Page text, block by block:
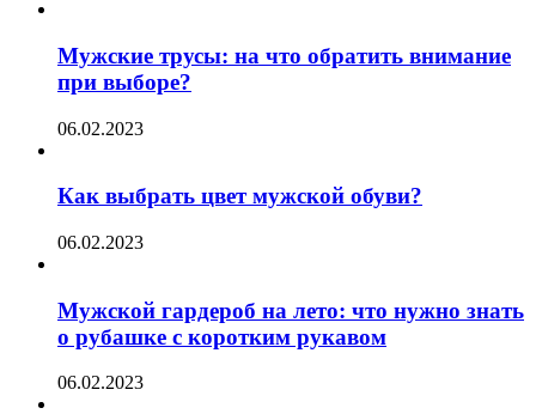
Мужские трусы: на что обратить внимание
при выборе?
06.02.2023
Как выбрать цвет мужской обуви?
06.02.2023
Мужской гардероб на лето: что нужно знать
о рубашке с коротким рукавом
06.02.2023